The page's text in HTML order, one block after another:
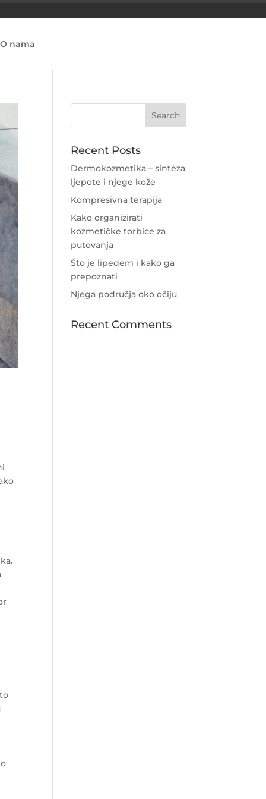
O nama
Recent Posts
Dermokozmetika – sinteza
ljepote i njege kože
Kompresivna terapija
Kako organizirati
kozmetičke torbice za
putovanja
Što je lipedem i kako ga
prepoznati
Njega područja oko očiju
Recent Comments